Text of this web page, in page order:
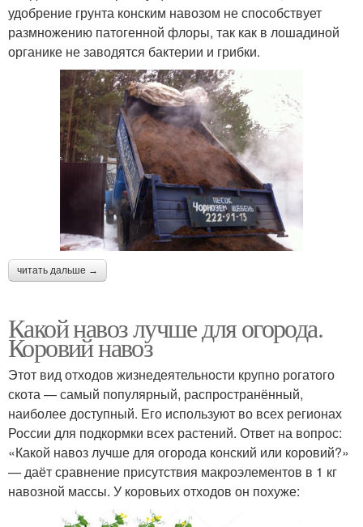
удобрение грунта конским навозом не способствует
размножению патогенной флоры, так как в лошадиной
органике не заводятся бактерии и грибки.
читать дальше →
Какой навоз лучше для огорода.
Коровий навоз
Этот вид отходов жизнедеятельности крупно рогатого
скота — самый популярный, распространённый,
наиболее доступный. Его используют во всех регионах
России для подкормки всех растений. Ответ на вопрос:
«Какой навоз лучше для огорода конский или коровий?»
— даёт сравнение присутствия макроэлементов в 1 кг
навозной массы. У коровьих отходов он похуже: